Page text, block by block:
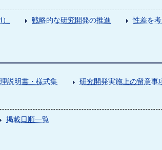
戦略的な研究開発の推進 性差を
説明書・様式集 研究開発実施上の留意事
掲載日順一覧